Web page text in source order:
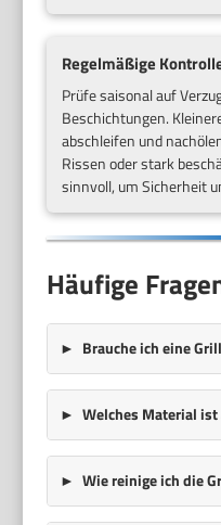
Regelmäßige
Prüfe saisonal auf
Beschichtungen.
abschleifen und
Rissen oder stark
sinnvoll, um Sicherheit
Häufige
Brauche ich eine
Welches Material ist
Wie reinige ich die